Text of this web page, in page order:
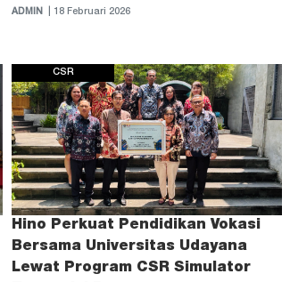
ADMIN | 18 Februari 2026
CSR
Hino Perkuat Pendidikan Vokasi
Bersama Universitas Udayana
Lewat Program CSR Simulator